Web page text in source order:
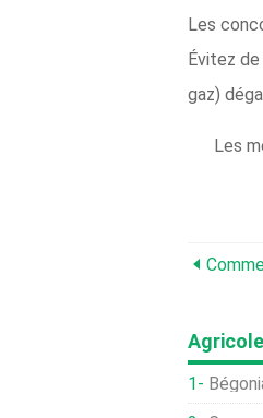
Les
Évitez
gaz)
Les